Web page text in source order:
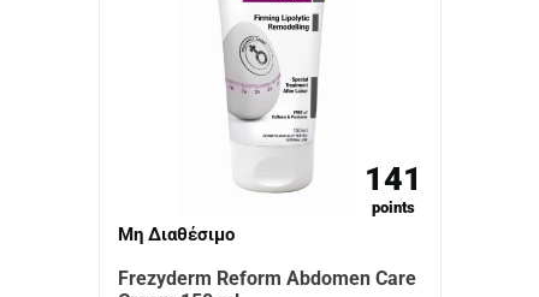
141
points
Μη Διαθέσιμο
Frezyderm Reform Abdomen Care